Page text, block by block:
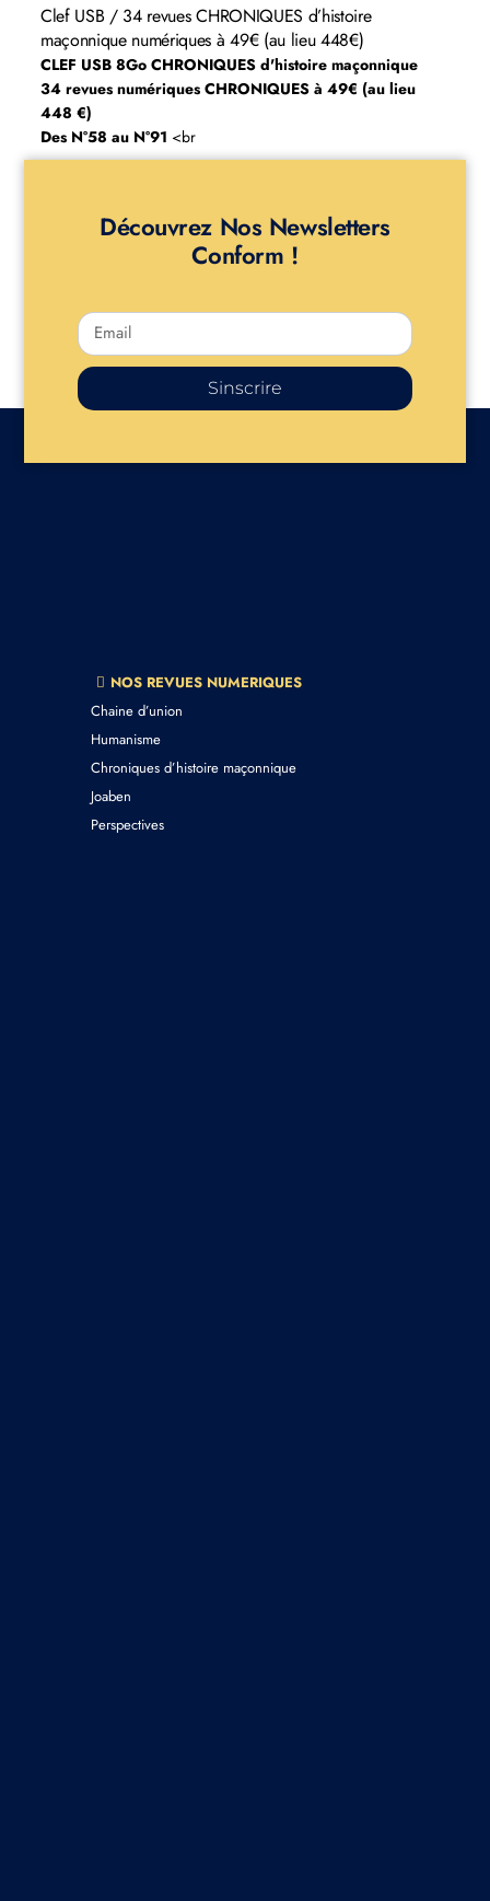
Clef USB / 34 revues CHRONIQUES d’histoire
maçonnique numériques à 49€ (au lieu 448€)
CLEF USB 8Go CHRONIQUES d'histoire maçonnique
34 revues numériques CHRONIQUES à 49€ (au lieu
448 €)
Des N°58 au N°91 <br
Découvrez Nos Newsletters
Conform !
Sinscrire
NOS REVUES NUMERIQUES
Chaine d’union
Humanisme
Chroniques d’histoire maçonnique
Joaben
Perspectives